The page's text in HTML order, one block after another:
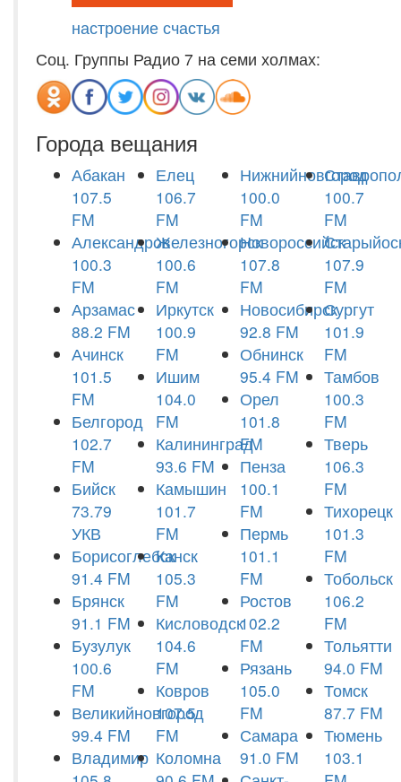
настроение счастья
Соц. Группы Радио 7 на семи холмах:
Города вещания
Абакан
107.5
FM
Александров
100.3
FM
Арзамас
88.2 FM
Ачинск
101.5
FM
Белгород
102.7
FM
Бийск
73.79
УКВ
Борисоглебск
91.4 FM
Брянск
91.1 FM
Бузулук
100.6
FM
Великийновгород
99.4 FM
Владимир
Елец
106.7
FM
Железногорск
100.6
FM
Иркутск
100.9
FM
Ишим
104.0
FM
Калининград
93.6 FM
Камышин
101.7
FM
Канск
105.3
FM
Кисловодск
104.6
FM
Ковров
107.5
FM
Коломна
Нижнийновгород
100.0
FM
Новороссийск
107.8
FM
Новосибирск
92.8 FM
Обнинск
95.4 FM
Орел
101.8
FM
Пенза
100.1
FM
Пермь
101.1
FM
Ростов
102.2
FM
Рязань
105.0
FM
Самара
91.0 FM
100.7
FM
107.9
FM
Сургут
101.9
FM
Тамбов
100.3
FM
Тверь
106.3
FM
Тихорецк
101.3
FM
Тобольск
106.2
FM
Тольятти
94.0 FM
Томск
87.7 FM
Тюмень
103.1